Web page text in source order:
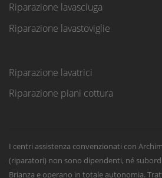
Riparazione lavasciuga
Riparazione lavastoviglie
Riparazione lavatrici
Riparazione piani cottura
I centri assistenza convenzionati con
(riparatori) non sono dipendenti, né
Brianza e operano in totale autonomia.